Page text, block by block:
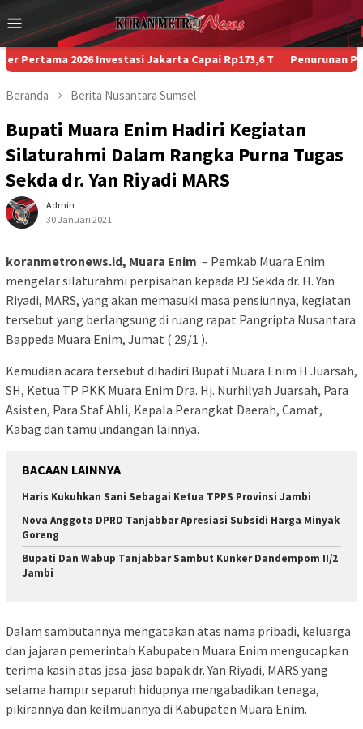
ke
konten
Menu
Mobile
2026 Investasi Jakarta Capai Rp173,6 T Penurunan Paksa
Beranda Berita Nusantara Sumsel
Bupati Muara Enim Hadiri Kegiatan
Silaturahmi Dalam Rangka Purna Tugas
Sekda dr. Yan Riyadi MARS
Admin
30 Januari 2021
koranmetronews.id, Muara Enim – Pemkab Muara Enim
mengelar silaturahmi perpisahan kepada PJ Sekda dr. H. Yan
Riyadi, MARS, yang akan memasuki masa pensiunnya, kegiatan
tersebut yang berlangsung di ruang rapat Pangripta Nusantara
Bappeda Muara Enim, Jumat ( 29/1 ).
Kemudian acara tersebut dihadiri Bupati Muara Enim H Juarsah,
SH, Ketua TP PKK Muara Enim Dra. Hj. Nurhilyah Juarsah, Para
Asisten, Para Staf Ahli, Kepala Perangkat Daerah, Camat,
Kabag dan tamu undangan lainnya.
BACAAN LAINNYA
Haris Kukuhkan Sani Sebagai Ketua TPPS Provinsi Jambi
Nova Anggota DPRD Tanjabbar Apresiasi Subsidi Harga Minyak
Goreng
Bupati Dan Wabup Tanjabbar Sambut Kunker Dandempom II/2
Jambi
Dalam sambutannya mengatakan atas nama pribadi, keluarga
dan jajaran pemerintah Kabupaten Muara Enim mengucapkan
terima kasih atas jasa-jasa bapak dr. Yan Riyadi, MARS yang
selama hampir separuh hidupnya mengabadikan tenaga,
pikirannya dan keilmuannya di Kabupaten Muara Enim.